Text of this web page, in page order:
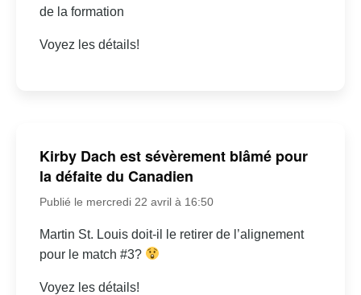
de la formation
Voyez les détails!
Kirby Dach est sévèrement blâmé pour
la défaite du Canadien
Publié le mercredi 22 avril à 16:50
Martin St. Louis doit-il le retirer de l’alignement
pour le match #3?
Voyez les détails!